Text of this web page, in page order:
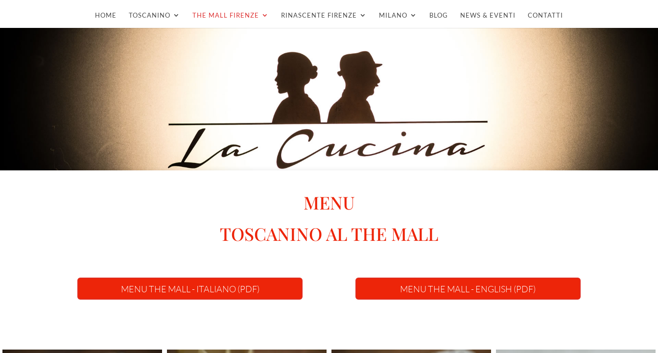
HOME TOSCANINO THE MALL FIRENZE RINASCENTE FIRENZE MILANO BLOG NEWS & EVENTI CONTATTI
MENU
TOSCANINO AL THE MALL
MENU THE MALL - ITALIANO (PDF) MENU THE MALL - ENGLISH (PDF)